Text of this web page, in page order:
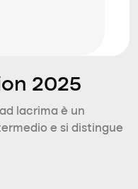
2025
lacrima è un
e si distingue